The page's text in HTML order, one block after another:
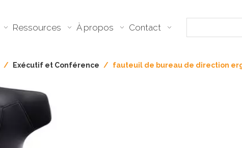
Ressources À propos Contact
/ Exécutif et Conférence / fauteuil de bureau de direction